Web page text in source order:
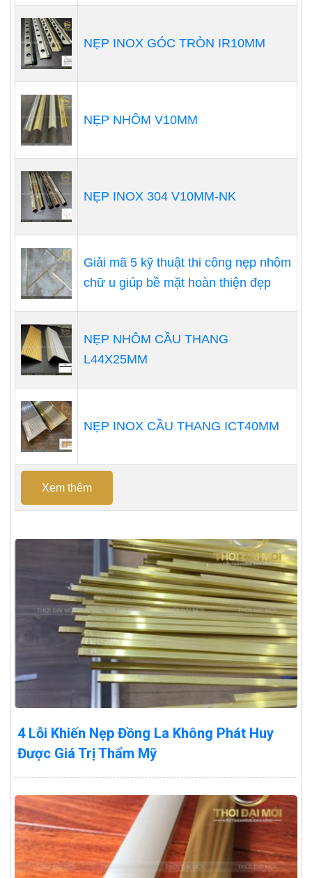
NẸP INOX GÓC TRÒN IR10MM
NẸP NHÔM V10MM
NẸP INOX 304 V10MM-NK
Giải mã 5 kỹ thuật thi công nẹp nhôm
chữ u giúp bề mặt hoàn thiện đẹp
NẸP NHÔM CẦU THANG
L44X25MM
NẸP INOX CẦU THANG ICT40MM
Xem thêm
4 Lỗi Khiến Nẹp Đồng La Không Phát Huy
Được Giá Trị Thẩm Mỹ